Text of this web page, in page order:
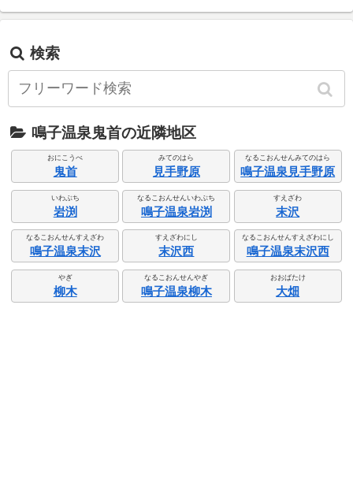
検索
鳴子温泉鬼首の近隣地区
おにこうべ
鬼首
みてのはら
見手野原
なるこおんせんみてのはら
鳴子温泉見手野原
いわぶち
岩渕
なるこおんせんいわぶち
鳴子温泉岩渕
すえざわ
末沢
なるこおんせんすえざわ
鳴子温泉末沢
すえざわにし
末沢西
なるこおんせんすえざわにし
鳴子温泉末沢西
やぎ
柳木
なるこおんせんやぎ
鳴子温泉柳木
おおばたけ
大畑